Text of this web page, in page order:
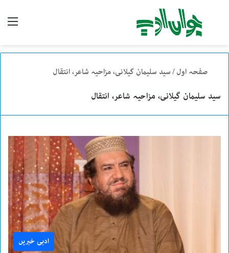
تلاش
کریں
صفحہ اول/سید سلیمان گیلانی، مزاحیہ شاعر، انتقال
سید سلیمان گیلانی، مزاحیہ شاعر، انتقال
ادبی خبریں